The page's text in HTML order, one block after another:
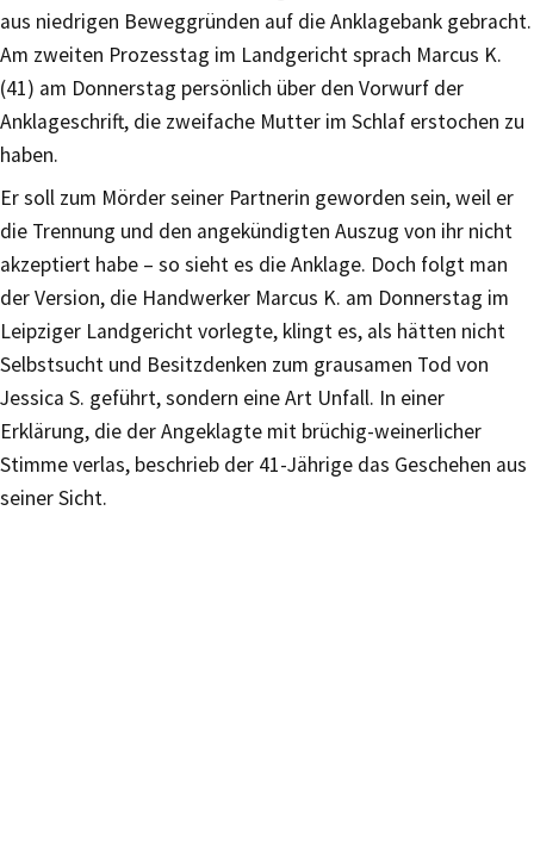
aus niedrigen Beweggründen auf die Anklagebank gebracht.
Am zweiten Prozesstag im Landgericht sprach Marcus K.
(41) am Donnerstag persönlich über den Vorwurf der
Anklageschrift, die zweifache Mutter im Schlaf erstochen zu
haben.
Er soll zum Mörder seiner Partnerin geworden sein, weil er
die Trennung und den angekündigten Auszug von ihr nicht
akzeptiert habe – so sieht es die Anklage. Doch folgt man
der Version, die Handwerker Marcus K. am Donnerstag im
Leipziger Landgericht vorlegte, klingt es, als hätten nicht
Selbstsucht und Besitzdenken zum grausamen Tod von
Jessica S. geführt, sondern eine Art Unfall. In einer
Erklärung, die der Angeklagte mit brüchig-weinerlicher
Stimme verlas, beschrieb der 41-Jährige das Geschehen aus
seiner Sicht.